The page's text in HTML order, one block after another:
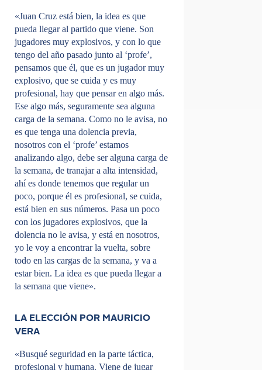
«Juan Cruz está bien, la idea es que
pueda llegar al partido que viene. Son
jugadores muy explosivos, y con lo que
tengo del año pasado junto al ‘profe’,
pensamos que él, que es un jugador muy
explosivo, que se cuida y es muy
profesional, hay que pensar en algo más.
Ese algo más, seguramente sea alguna
carga de la semana. Como no le avisa, no
es que tenga una dolencia previa,
nosotros con el ‘profe’ estamos
analizando algo, debe ser alguna carga de
la semana, de tranajar a alta intensidad,
ahí es donde tenemos que regular un
poco, porque él es profesional, se cuida,
está bien en sus números. Pasa un poco
con los jugadores explosivos, que la
dolencia no le avisa, y está en nosotros,
yo le voy a encontrar la vuelta, sobre
todo en las cargas de la semana, y va a
estar bien. La idea es que pueda llegar a
la semana que viene».
LA ELECCIÓN POR MAURICIO
VERA
«Busqué seguridad en la parte táctica,
profesional y humana. Viene de jugar